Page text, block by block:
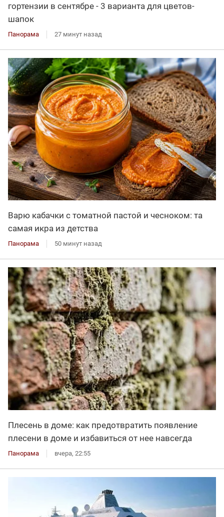
гортензии в сентябре - 3 варианта для цветов-
шапок
Панорама 27 минут назад
Варю кабачки с томатной пастой и чесноком: та
самая икра из детства
Панорама 50 минут назад
Плесень в доме: как предотвратить появление
плесени в доме и избавиться от нее навсегда
Панорама вчера, 22:55